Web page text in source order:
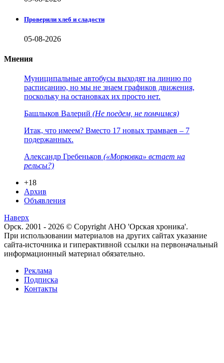
Проверили хлеб и сладости
05-08-2026
Мнения
Муниципальные автобусы выходят на линию по
расписанию, но мы не знаем графиков движения,
поскольку на остановках их просто нет.
Башлыков Валерий (Не поедем, не помчимся)
Итак, что имеем? Вместо 17 новых трамваев – 7
подержанных.
Александр Гребеньков («Морковка» встает на
рельсы?)
+18
Архив
Объявления
Наверх
Орск. 2001 - 2026 © Copyright АНО 'Орская хроника'.
При использовании материалов на других сайтах указание
сайта-источника и гиперактивной ссылки на первоначальный
информационный материал обязательно.
Реклама
Подписка
Контакты